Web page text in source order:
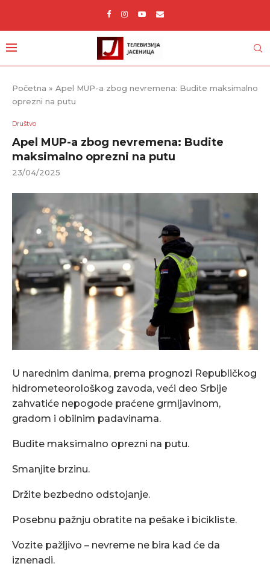
Početna » Apel MUP-a zbog nevremena: Budite maksimalno
oprezni na putu
Društvo
Apel MUP-a zbog nevremena: Budite
maksimalno oprezni na putu
23/04/2025
U narednim danima, prema prognozi Republičkog
hidrometeorološkog zavoda, veći deo Srbije
zahvatiće nepogode praćene grmljavinom,
gradom i obilnim padavinama.
Budite maksimalno oprezni na putu.
Smanjite brzinu.
Držite bezbedno odstojanje.
Posebnu pažnju obratite na pešake i bicikliste.
Vozite pažljivo – nevreme ne bira kad će da
iznenadi.